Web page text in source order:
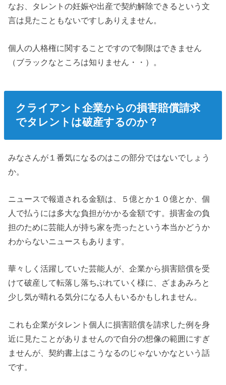
なお、タレントの妊娠や出産で契約解除できるという文
言は見たこともないですしありえません。
個人の人格権に関することですので制限はできません
（ブラックなところは知りません・・）。
クライアント企業からの損害賠償請求
でタレントは破産するのか？
みなさんが１番気になるのはこの部分ではないでしょう
か。
ニュースで報道される金額は、５億とか１０億とか、個
人で払うには多大な負担がかかる金額です。損害金の負
担のために芸能人が持ち家を売ったという本当かどうか
わからないニュースもあります。
華々しく活躍していた芸能人が、企業から損害賠償を受
けて破産して転落し落ちぶれていく様に、ざまあみろと
少し気が晴れる気分になる人もいるかもしれません。
これも企業がタレント個人に損害賠償を請求した例を身
近に見たことがありませんので自分の想像の範囲にすぎ
ませんが、契約書上はこうなるのじゃないかなという話
です。